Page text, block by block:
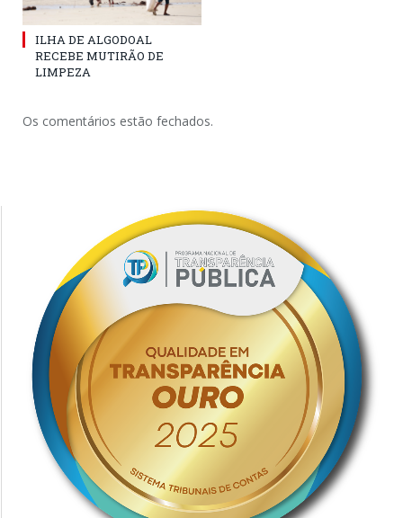
ILHA DE ALGODOAL
RECEBE MUTIRÃO DE
LIMPEZA
Os comentários estão fechados.